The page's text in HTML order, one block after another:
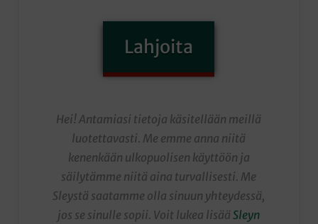
Lahjoita
Hei! Antamiasi tietoja käsitellään meillä
luotettavasti. Me emme anna niitä
kenenkään ulkopuolisen käyttöön ja
säilytämme niitä aina turvallisesti. Me
Sleystä saatamme olla sinuun yhteydessä,
jos se sinulle sopii. Voit lukea lisääSleyn